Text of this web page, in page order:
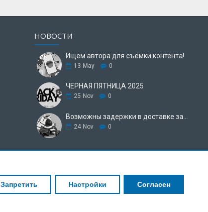
Запретить Настройки Согласен
НОВОСТИ
Ищем автора для съёмки контента!
13 May 0
ЧЕРНАЯ ПЯТНИЦА 2025
25 Nov 0
24 Nov 0